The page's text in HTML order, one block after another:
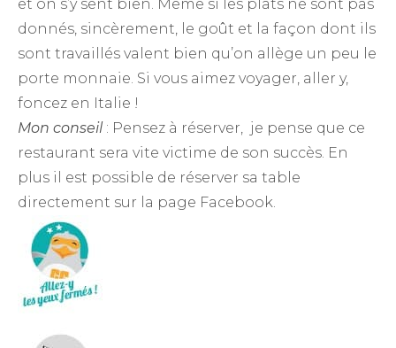
et on s’y sent bien. Même si les plats ne sont pas
donnés, sincèrement, le goût et la façon dont ils
sont travaillés valent bien qu’on allège un peu le
porte monnaie. Si vous aimez voyager, aller y,
foncez en Italie !
Mon conseil : Pensez à réserver, je pense que ce
restaurant sera vite victime de son succès. En
plus il est possible de réserver sa table
directement sur la page Facebook.